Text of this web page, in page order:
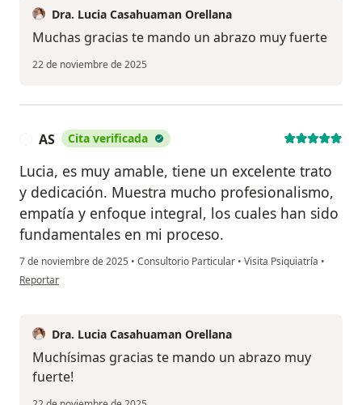
Dra. Lucia Casahuaman Orellana
Muchas gracias te mando un abrazo muy fuerte
22 de noviembre de 2025
AS Cita verificada
Lucia, es muy amable, tiene un excelente trato
y dedicación. Muestra mucho profesionalismo,
empatía y enfoque integral, los cuales han sido
fundamentales en mi proceso.
7 de noviembre de 2025 • Consultorio Particular • Visita Psiquiatría •
en opinión del usuario AS
Reportar
Dra. Lucia Casahuaman Orellana
Muchísimas gracias te mando un abrazo muy
fuerte!